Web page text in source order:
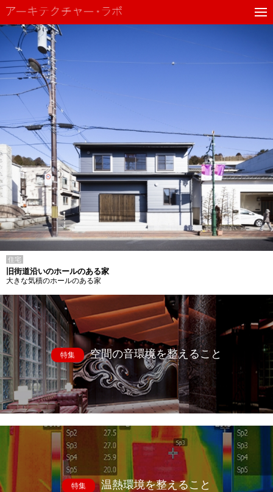
住宅
旧街道沿いのホールのある家
大きな気積のホールのある家
特集 空間の音環境を整えること
特集 温熱環境を整えること